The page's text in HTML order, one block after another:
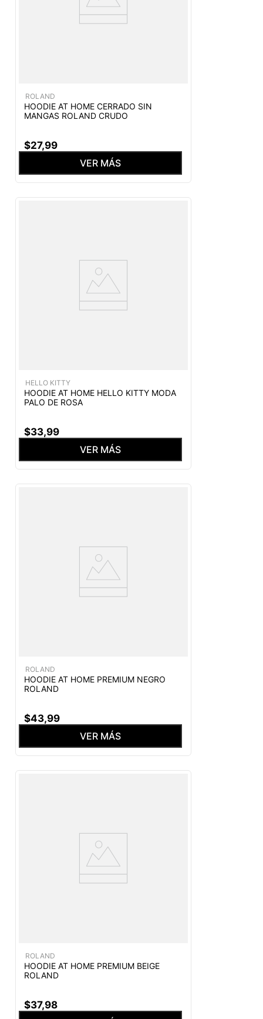
ROLAND
HOODIE AT HOME CERRADO SIN
MANGAS ROLAND CRUDO
$27,99
VER MÁS
HELLO KITTY
HOODIE AT HOME HELLO KITTY MODA
PALO DE ROSA
$33,99
VER MÁS
ROLAND
HOODIE AT HOME PREMIUM NEGRO
ROLAND
$43,99
VER MÁS
ROLAND
HOODIE AT HOME PREMIUM BEIGE
ROLAND
$37,98